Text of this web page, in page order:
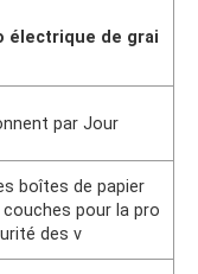
électrique de grai
par Jour
boîtes de papier
pour la pro
des v